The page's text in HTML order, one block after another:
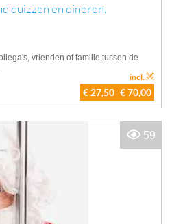
quizzen en dineren.
vrienden of familie tussen de
€ 27,50 € 70,00
incl.
59